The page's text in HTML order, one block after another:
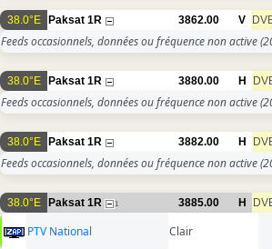
38.0°E Paksat 1R 3862.00 V
Feeds occasionnels, données ou fréquence non active
38.0°E Paksat 1R 3880.00 H
Feeds occasionnels, données ou fréquence non active
38.0°E Paksat 1R 3882.00 H
Feeds occasionnels, données ou fréquence non active
38.0°E Paksat 1R 1 3885.00 H
PTV National Clair